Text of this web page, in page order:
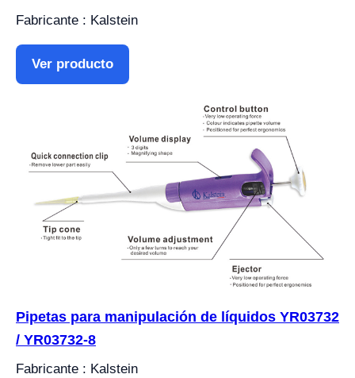
Fabricante : Kalstein
Ver producto
Pipetas para manipulación de líquidos YR03732
/ YR03732-8
Fabricante : Kalstein